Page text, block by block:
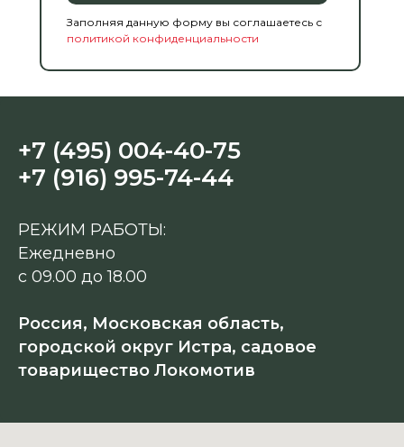
Заполняя данную форму вы соглашаетесь с
политикой конфиденциальности
+7 (495) 004-40-75
+7 (916) 995-74-44
РЕЖИМ РАБОТЫ:
Ежедневно
с 09.00 до 18.00
Россия, Московская область,
городской округ Истра, садовое
товарищество Локомотив